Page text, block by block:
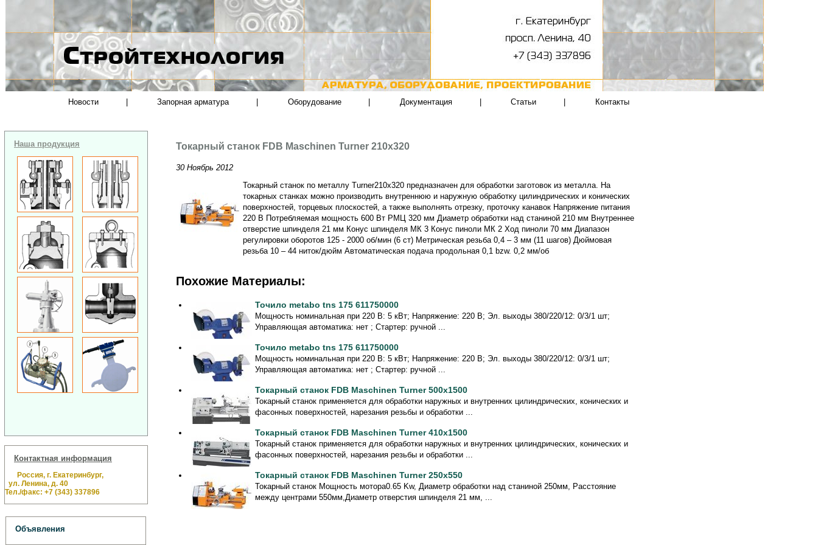
Новости Запорная арматура Оборудование Документация Статьи Контакты
Наша продукция
Контактная информация
Россия, г. Екатеринбург,
ул. Ленина, д. 40
Тел./факс: +7 (343) 337896
Объявления
Токарный станок FDB Maschinen Turner 210x320
30 Ноябрь 2012
Токарный станок по металлу Turner210x320 предназначен для обработки заготовок из металла. На
токарных станках можно производить внутреннюю и наружную обработку цилиндрических и конических
поверхностей, торцевых плоскостей, а также выполнять отрезку, проточку канавок Напряжение питания
220 В Потребляемая мощность 600 Вт РМЦ 320 мм Диаметр обработки над станиной 210 мм Внутреннее
отверстие шпинделя 21 мм Конус шпинделя МК 3 Конус пиноли МК 2 Ход пиноли 70 мм Диапазон
регулировки оборотов 125 - 2000 об/мин (6 ст) Метрическая резьба 0,4 – 3 мм (11 шагов) Дюймовая
резьба 10 – 44 ниток/дюйм Автоматическая подача продольная 0,1 bzw. 0,2 мм/об
Похожие Материалы:
Точило metabo tns 175 611750000
Мощность номинальная при 220 В: 5 кВт; Напряжение: 220 В; Эл. выходы 380/220/12: 0/3/1 шт;
Управляющая автоматика: нет ; Стартер: ручной ...
Точило metabo tns 175 611750000
Мощность номинальная при 220 В: 5 кВт; Напряжение: 220 В; Эл. выходы 380/220/12: 0/3/1 шт;
Управляющая автоматика: нет ; Стартер: ручной ...
Токарный станок FDB Maschinen Turner 500x1500
Токарный станок применяется для обработки наружных и внутренних цилиндрических, конических и
фасонных поверхностей, нарезания резьбы и обработки ...
Токарный станок FDB Maschinen Turner 410x1500
Токарный станок применяется для обработки наружных и внутренних цилиндрических, конических и
фасонных поверхностей, нарезания резьбы и обработки ...
Токарный станок FDB Maschinen Turner 250x550
Токарный станок Мощность мотора0.65 Kw, Диаметр обработки над станиной 250мм, Расстояние
между центрами 550мм,Диаметр отверстия шпинделя 21 мм, ...